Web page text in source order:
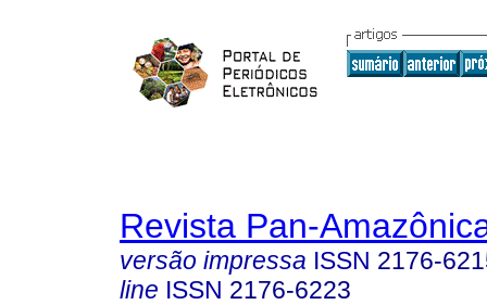
Revista Pan-
versão impressa ISSN 2176-
line ISSN 2176-6223